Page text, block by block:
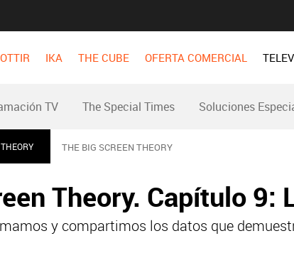
OTTIR IKA THE CUBE OFERTA COMERCIAL
TV The Special Times Soluciones
THE BIG SCREEN THEORY
Theory. Capítulo 9:
y compartimos los datos que